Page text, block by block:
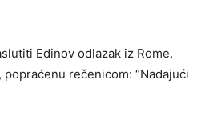
Edinov odlazak iz Rome.
rečenicom: “Nadajući